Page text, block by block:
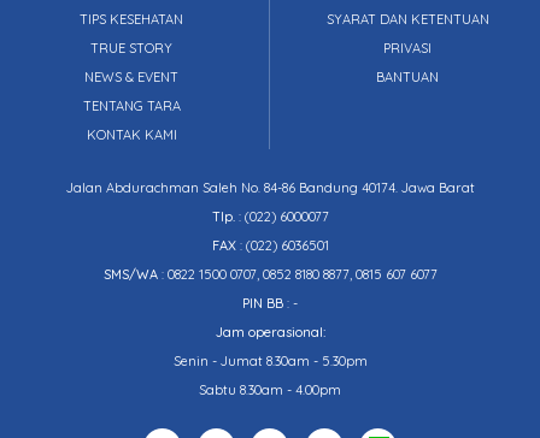
TIPS KESEHATAN
TRUE STORY
NEWS & EVENT
TENTANG TARA
KONTAK KAMI
SYARAT DAN KETENTUAN
PRIVASI
BANTUAN
Jalan Abdurachman Saleh No. 84-86 Bandung 40174. Jawa Barat
Tlp.: (022) 6000077
FAX: (022) 6036501
SMS/WA: 0822 1500 0707, 0852 8180 8877, 0815 607 6077
PIN BB : -
Jam operasional:
Senin - Jumat 8.30am - 5.30pm
Sabtu 8.30am - 4.00pm